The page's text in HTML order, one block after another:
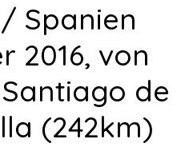
Spanien
2016, von
de
(242km)